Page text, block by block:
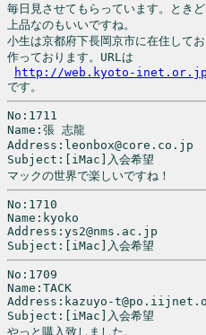
毎日見させてもらっています。とき
上品なのもいいですね。
小生は京都府下長岡京市に在住して
作っております。URLは
http://web.kyoto-inet.or.jp/
です。
No:1711
Name:張 志龍
Address:leonbox@core.co.jp
Subject:[iMac]入会希望
No:1710
Name:kyoko
Address:ys2@nms.ac.jp
No:1709
Name:TACK
Address:kazuyo-
Subject:[iMac]入会希望
やっと購入致しました。